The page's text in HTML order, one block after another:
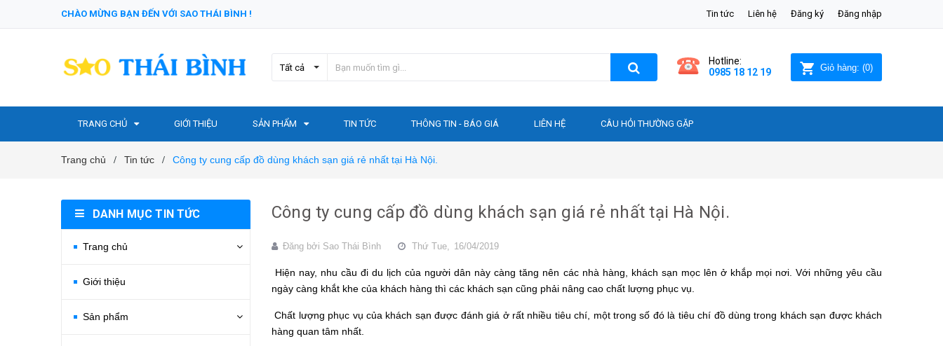
CHÀO MỪNG BẠN ĐẾN VỚI SAO THÁI BÌNH ! Tin tức Liên hệ Đăng ký Đăng nhập
Tất cả
Hotline:
0985 18 12 19
Giỏ hàng: (0)
TRANG CHỦ GIỚI THIỆU SẢN PHẨM TIN TỨC THÔNG TIN - BÁO GIÁ LIÊN HỆ CÂU HỎI THƯỜNG GẶP
Trang chủ / Tin tức / Công ty cung cấp đồ dùng khách sạn giá rẻ nhất tại Hà Nội.
Công ty cung cấp đồ dùng khách sạn giá rẻ nhất tại Hà Nội.
Đăng bởi Sao Thái Bình Thứ Tue, 16/04/2019
Hiện nay, nhu cầu đi du lịch của người dân này càng tăng nên các nhà hàng, khách sạn mọc lên ở khắp mọi nơi. Với những yêu cầu
ngày càng khắt khe của khách hàng thì các khách sạn cũng phải nâng cao chất lượng phục vụ.
Chất lượng phục vụ của khách sạn được đánh giá ở rất nhiều tiêu chí, một trong số đó là tiêu chí đồ dùng trong khách sạn được khách
hàng quan tâm nhất.
DANH MỤC TIN TỨC
Trang chủ
Giới thiệu
Sản phẩm